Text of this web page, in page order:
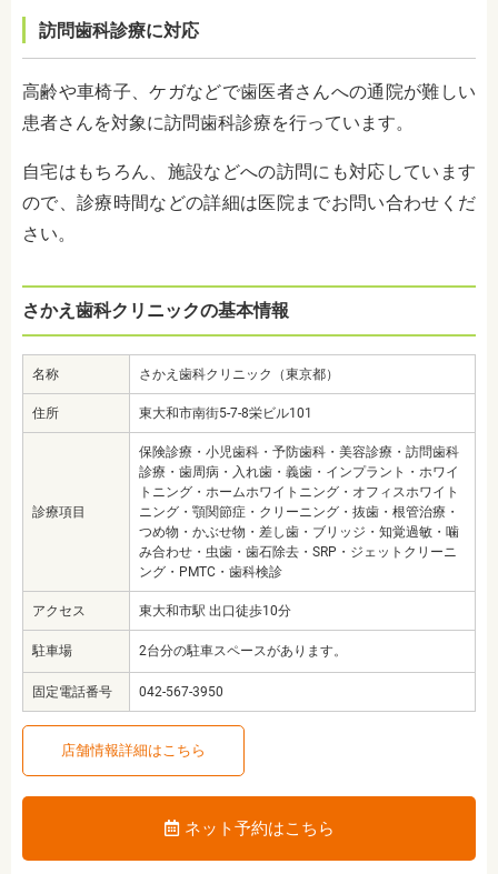
訪問歯科診療に対応
高齢や車椅子、ケガなどで歯医者さんへの通院が難しい
患者さんを対象に訪問歯科診療を行っています。
自宅はもちろん、施設などへの訪問にも対応しています
ので、診療時間などの詳細は医院までお問い合わせくだ
さい。
さかえ歯科クリニックの基本情報
名称 さかえ歯科クリニック（東京都）
住所 東大和市南街5-7-8栄ビル101
診療項目
保険診療・小児歯科・予防歯科・美容診療・訪問歯科
診療・歯周病・入れ歯・義歯・インプラント・ホワイ
トニング・ホームホワイトニング・オフィスホワイト
ニング・顎関節症・クリーニング・抜歯・根管治療・
つめ物・かぶせ物・差し歯・ブリッジ・知覚過敏・噛
み合わせ・虫歯・歯石除去・SRP・ジェットクリーニ
ング・PMTC・歯科検診
アクセス 東大和市駅 出口徒歩10分
駐車場 2台分の駐車スペースがあります。
固定電話番号 042-567-3950
店舗情報詳細はこちら
ネット予約はこちら